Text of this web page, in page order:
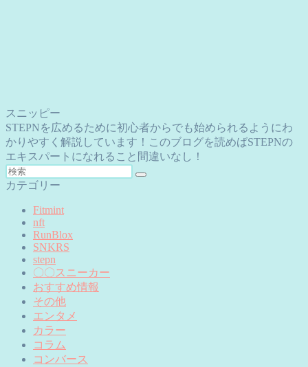
スニッピー
STEPNを広めるために初心者からでも始められるようにわ
かりやすく解説しています！このブログを読めばSTEPNの
エキスパートになれること間違いなし！
カテゴリー
Fitmint
nft
RunBlox
SNKRS
stepn
〇〇スニーカー
おすすめ情報
その他
エンタメ
カラー
コラム
コンバース